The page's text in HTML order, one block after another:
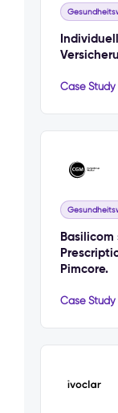
Case Study
Pimcore.
Case Study